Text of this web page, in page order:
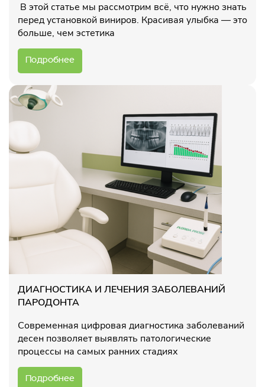
В этой статье мы рассмотрим всё, что нужно знать
перед установкой виниров. Красивая улыбка — это
больше, чем эстетика
Подробнее
ДИАГНОСТИКА И ЛЕЧЕНИЯ ЗАБОЛЕВАНИЙ
ПАРОДОНТА
Современная цифровая диагностика заболеваний
десен позволяет выявлять патологические
процессы на самых ранних стадиях
Подробнее